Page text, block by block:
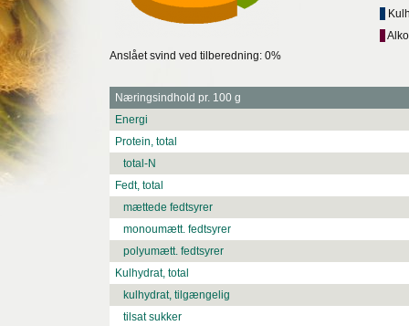
Anslået svind ved tilberedning: 0%
Næringsindhold pr. 100 g
Energi
Protein, total
total-N
Fedt, total
mættede fedtsyrer
monoumætt. fedtsyrer
polyumætt. fedtsyrer
Kulhydrat, total
kulhydrat, tilgængelig
tilsat sukker